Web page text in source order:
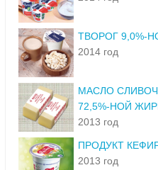
ТВОРОГ 9,0%-
2014 год
МАСЛО
72,5%-НОЙ
2013 год
ПРОДУКТ
2013 год